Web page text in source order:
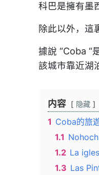
科巴是擁有墨
除此以外，這
據說 “Coba “
該城市靠近湖
内容 隐藏
1 Coba的旅
1.1
1.2 La
1.3 Las